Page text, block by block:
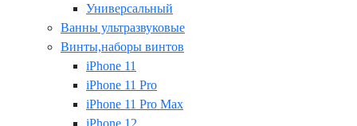
Универсальный
Ванны ультразвуковые
Винты,наборы винтов
iPhone 11
iPhone 11 Pro
iPhone 11 Pro Max
iPhone 12